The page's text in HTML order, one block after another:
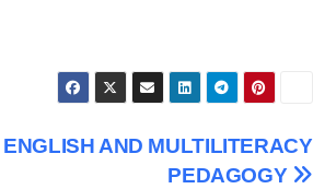
AND MULTILITERACY
PEDAGOGY